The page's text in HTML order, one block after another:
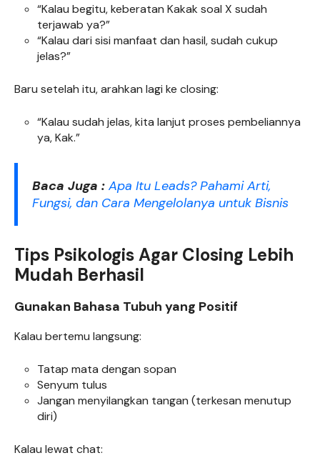
“Kalau begitu, keberatan Kakak soal X sudah
terjawab ya?”
“Kalau dari sisi manfaat dan hasil, sudah cukup
jelas?”
Baru setelah itu, arahkan lagi ke closing:
“Kalau sudah jelas, kita lanjut proses pembeliannya
ya, Kak.”
Baca Juga : Apa Itu Leads? Pahami Arti,
Fungsi, dan Cara Mengelolanya untuk Bisnis
Tips Psikologis Agar Closing Lebih
Mudah Berhasil
Gunakan Bahasa Tubuh yang Positif
Kalau bertemu langsung:
Tatap mata dengan sopan
Senyum tulus
Jangan menyilangkan tangan (terkesan menutup
diri)
Kalau lewat chat: